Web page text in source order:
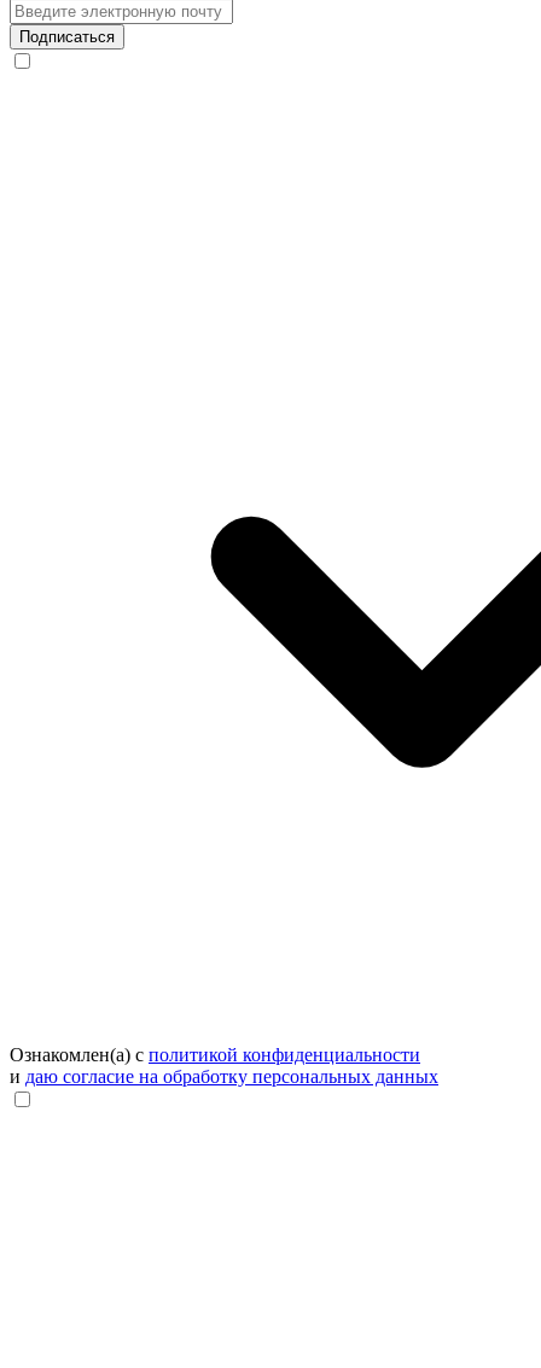
Подписаться
Ознакомлен(а) с политикой конфиденциальности
и даю согласие на обработку персональных данных